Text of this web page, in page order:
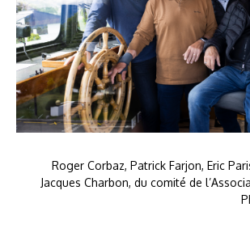
Roger Corbaz, Patrick Farjon, Eric
Jacques Charbon, du comité de